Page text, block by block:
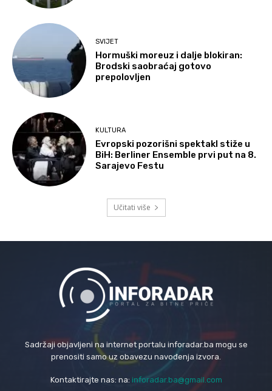
SVIJET
Hormuški moreuz i dalje blokiran:
Brodski saobraćaj gotovo
prepolovljen
KULTURA
Evropski pozorišni spektakl stiže u
BiH: Berliner Ensemble prvi put na 8.
Sarajevo Festu
Učitati više
Sadržaji objavljeni na internet portalu inforadar.ba mogu se
prenositi samo uz obavezu navođenja izvora.
Kontaktirajte nas: na: inforadar.ba@gmail.com